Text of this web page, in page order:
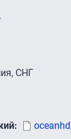
СНГ